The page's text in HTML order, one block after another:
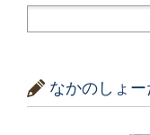
なかのしょー